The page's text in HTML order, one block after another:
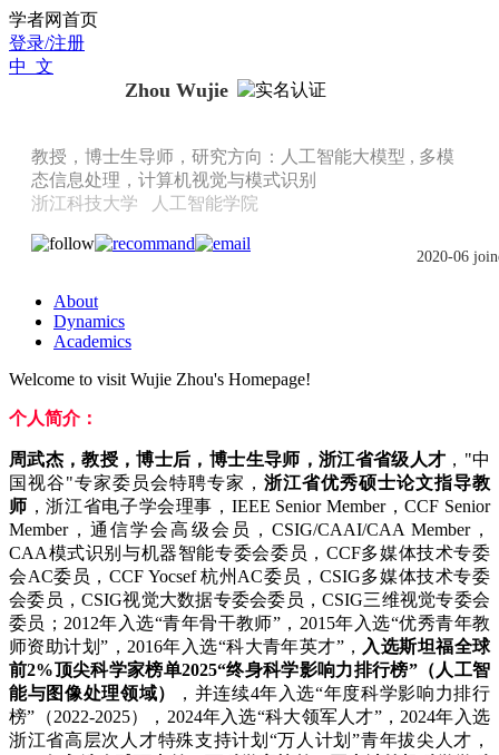
学者网首页
登录/注册
中 文
Zhou Wujie
教授，博士生导师，研究方向：人工智能大模型 , 多模
态信息处理，计算机视觉与模式识别
浙江科技大学
人工智能学院
2020-06
About
Dynamics
Academics
Welcome to visit Wujie Zhou's Homepage!
个人简介：
周武杰，教授，博士后，博士生导师，浙江省省级人才 ，"中
国视谷"专家委员会特聘专家， 浙江省优秀硕士论文指导教
师 ，浙江省电子学会理事，IEEE Senior Member，CCF Senior
Member，通信学会高级会员，CSIG/CAAI/CAA Member，
CAA模式识别与机器智能专委会委员，CCF多媒体技术专委
会AC委员，CCF Yocsef 杭州AC委员，CSIG多媒体技术专委
会委员，CSIG视觉大数据专委会委员，CSIG三维视觉专委会
委员；2012年入选“青年骨干教师”，2015年入选“优秀青年教
师资助计划”，2016年入选“科大青年英才”， 入选斯坦福全球
前2%顶尖科学家榜单2025“终身科学影响力排行榜”（人工智
能与图像处理领域）
，并连续4年入选“年度科学影响力排行
榜”（2022-2025），2024年入选“科大领军人才”，2024年入选
浙江省高层次人才特殊支持计划“万人计划”青年拔尖人才，